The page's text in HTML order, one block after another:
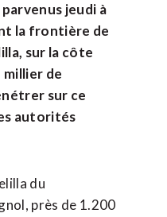
jeudi à
la frontière de
sur la côte
millier de
sur ce
autorités
du
près de 1.200